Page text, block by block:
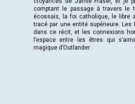
comptant le passage à travers le
écossais, la foi catholique, le libre
tracé par une entité supérieure.
dans ce récit, et les connexions
l’espace entre les êtres qui
magique d’Outlander.